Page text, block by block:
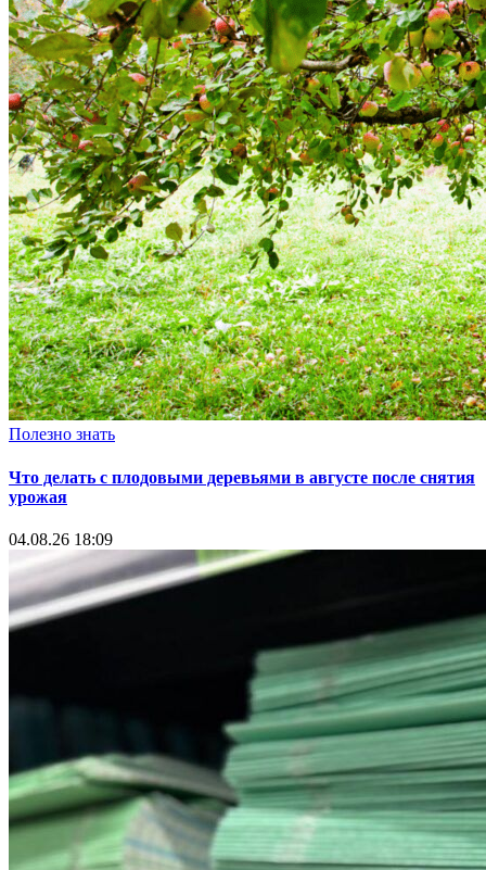
Полезно знать
Что делать с плодовыми деревьями в августе после снятия
урожая
04.08.26 18:09